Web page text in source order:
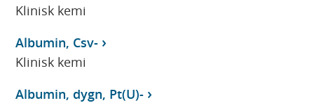
Klinisk kemi
Albumin, Csv-
Klinisk kemi
Albumin, dygn, Pt(U)-